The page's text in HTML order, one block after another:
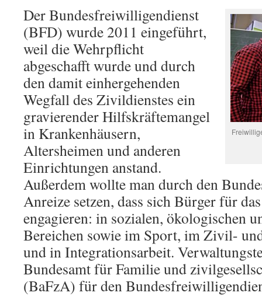
Der Bundesfreiwilligendienst
(BFD) wurde 2011 eingeführt,
weil die Wehrpflicht
abgeschafft wurde und durch
den damit einhergehenden
Wegfall des Zivildienstes ein
gravierender Hilfskräftemangel
in Krankenhäusern,
Altersheimen und anderen
Einrichtungen anstand.
Außerdem wollte man durch den
Anreize setzen, dass sich Bürger für
engagieren: in sozialen, ökologischen
Bereichen sowie im Sport, im Zivil-
und in Integrationsarbeit.
Bundesamt für Familie und
(BaFzA) für den